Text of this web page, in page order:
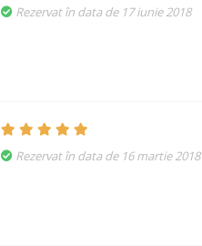
Rezervat în data de 17 iunie 2018
Rezervat în data de 16 martie 2018